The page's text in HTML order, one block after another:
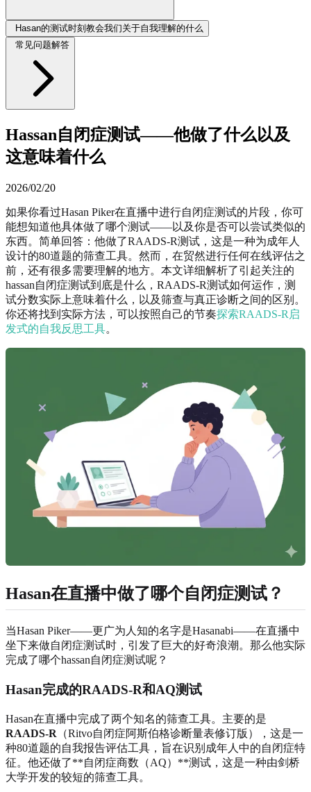
Hasan的测试时刻教会我们关于自我理解的什么
常见问题解答
Hassan自闭症测试——他做了什么以及
这意味着什么
2026/02/20
如果你看过Hasan Piker在直播中进行自闭症测试的片段，你可
能想知道他具体做了哪个测试——以及你是否可以尝试类似的
东西。简单回答：他做了RAADS-R测试，这是一种为成年人
设计的80道题的筛查工具。然而，在贸然进行任何在线评估之
前，还有很多需要理解的地方。本文详细解析了引起关注的
hassan自闭症测试到底是什么，RAADS-R测试如何运作，测
试分数实际上意味着什么，以及筛查与真正诊断之间的区别。
你还将找到实际方法，可以按照自己的节奏探索RAADS-R启
发式的自我反思工具。
Hasan在直播中做了哪个自闭症测试？
当Hasan Piker——更广为人知的名字是Hasanabi——在直播中
坐下来做自闭症测试时，引发了巨大的好奇浪潮。那么他实际
完成了哪个hassan自闭症测试呢？
Hasan完成的RAADS-R和AQ测试
Hasan在直播中完成了两个知名的筛查工具。主要的是
RAADS-R （Ritvo自闭症阿斯伯格诊断量表修订版），这是一
种80道题的自我报告评估工具，旨在识别成年人中的自闭症特
征。他还做了**自闭症商数（AQ）**测试，这是一种由剑桥
大学开发的较短的筛查工具。